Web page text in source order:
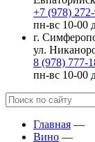
+7 (978)
пн-вс 10-00
г.
ул.
8 (978) 777-
пн-вс 10-00
Главная —
Вино —